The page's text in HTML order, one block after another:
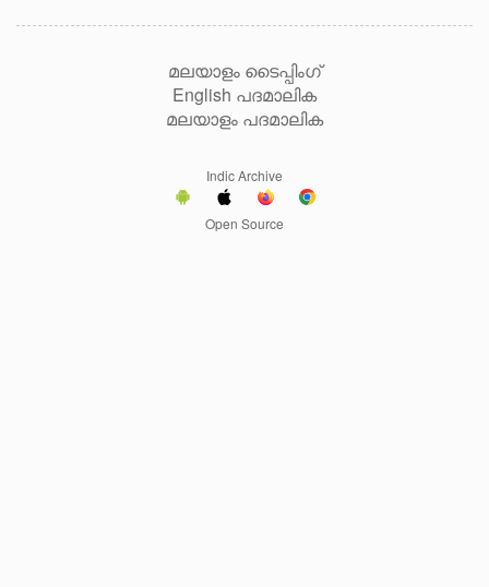
മലയാളം ടൈപ്പിംഗ്
English പദമാലിക
മലയാളം പദമാലിക
Indic Archive
Open Source